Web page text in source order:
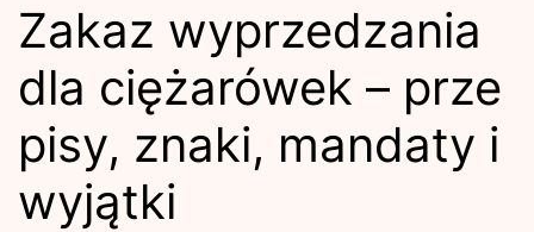
Zakaz wyprzedzania
dla ciężarówek – prze
pisy, znaki, mandaty i
wyjątki